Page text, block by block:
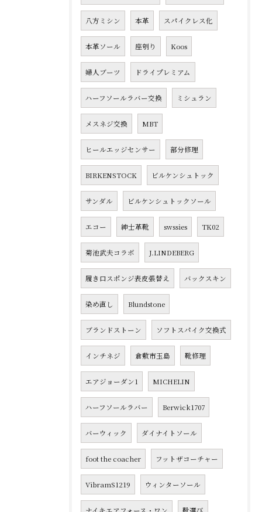
八方ミシン 本革 スパイクレス化
本革ソール 座刳り Koos
婦人ブーツ ドライプレミアム
ハーフソールラバー交換 ミシュラン
メスネジ交換 MBT
ヒールエッジセンサー 部分修理
BIRKENSTOCK ビルケンシュトック
サンダル ビルケンシュトックソール
エコー 紳士革靴 swssies TK02
菊池武夫コラボ J.LINDEBERG
履き口スポンジ表皮張替え バックスキン
染め直し Blundstone
ブランドストーン ソフトスパイク交換式
インチネジ 倉敷市玉島 靴修理
エアジョーダン1 MICHELIN
ハーフソールラバー Berwick1707
バーウィック ダイナイトソール
foot the coacher フットザコーチャー
VibramS1219 ウィンターソール